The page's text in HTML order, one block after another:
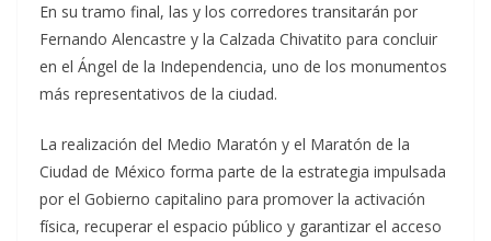
En su tramo final, las y los corredores transitarán por
Fernando Alencastre y la Calzada Chivatito para concluir
en el Ángel de la Independencia, uno de los monumentos
más representativos de la ciudad.
La realización del Medio Maratón y el Maratón de la
Ciudad de México forma parte de la estrategia impulsada
por el Gobierno capitalino para promover la activación
física, recuperar el espacio público y garantizar el acceso